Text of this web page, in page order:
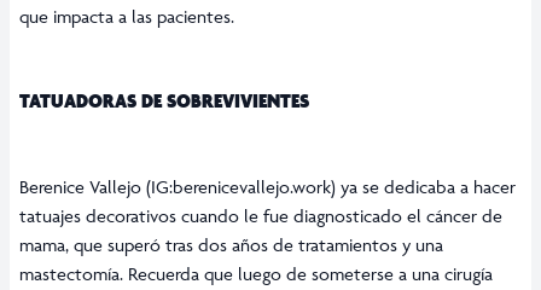
que impacta a las pacientes.
TATUADORAS DE SOBREVIVIENTES
Berenice Vallejo (IG:berenicevallejo.work) ya se dedicaba a hacer
tatuajes decorativos cuando le fue diagnosticado el cáncer de
mama, que superó tras dos años de tratamientos y una
mastectomía. Recuerda que luego de someterse a una cirugía